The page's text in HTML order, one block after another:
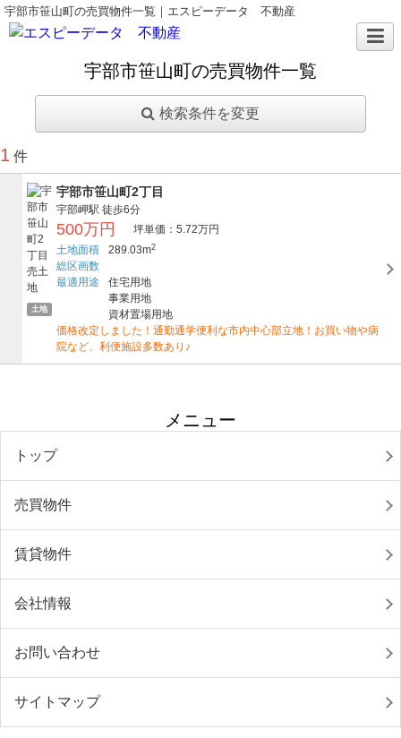
宇部市笹山町の売買物件一覧｜エスピーデータ 不動産
宇部市笹山町の売買物件一覧
検索条件を変更
1 件
土地
宇部市笹山町2丁目
宇部岬駅 徒歩6分
500万円
坪単価：5.72万円
土地面積
289.03m2
総区画数
最適用途
住宅用地
事業用地
資材置場用地
価格改定しました！通勤通学便利な市内中心部立地！お買い物や病
院など、利便施設多数あり♪
メニュー
トップ
売買物件
賃貸物件
会社情報
お問い合わせ
サイトマップ